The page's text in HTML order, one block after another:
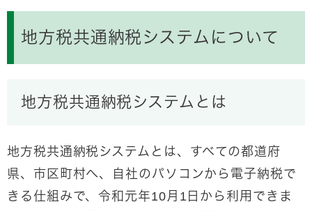
地方税共通納税システムについて
地方税共通納税システムとは
地方税共通納税システムとは、すべての都道府
県、市区町村へ、自社のパソコンから電子納税で
きる仕組みで、令和元年10月1日から利用できま